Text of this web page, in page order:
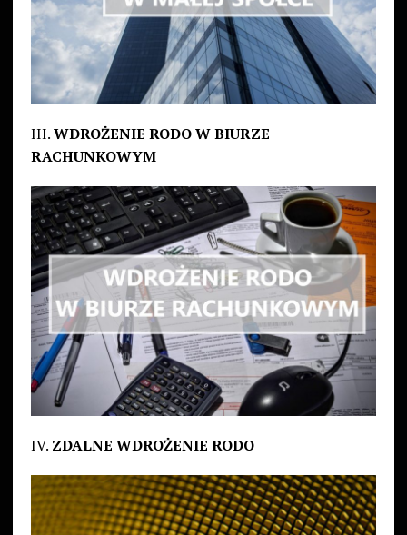
III.WDROŻENIE RODO W BIURZE
RACHUNKOWYM
IV. ZDALNE WDROŻENIE RODO